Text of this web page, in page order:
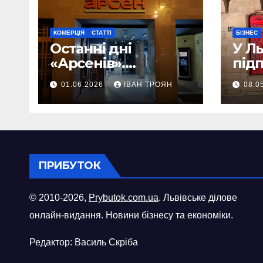
КОМЕРЦІЯ СТАТТІ
Останні дні
«Арсенів».
Фоторепортаж
01.06.2026 ІВАН ТРОЯН
БІЗНЕС
У
ПРИБУТОК
© 2010-2026, Prybutok.com.ua. Львівське ділове
онлайн-видання. Новини бізнесу та економіки.
Редактор: Василь Скріба